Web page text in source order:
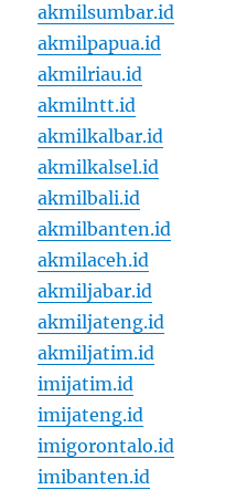
akmilsumbar.id
akmilpapua.id
akmilriau.id
akmilntt.id
akmilkalbar.id
akmilkalsel.id
akmilbali.id
akmilbanten.id
akmilaceh.id
akmiljabar.id
akmiljateng.id
akmiljatim.id
imijatim.id
imijateng.id
imigorontalo.id
imibanten.id